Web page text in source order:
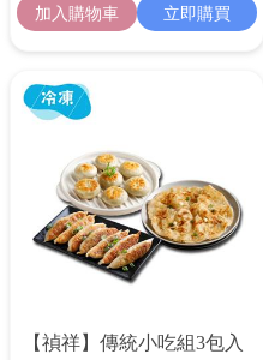
加入購物車 立即購買
【禎祥】傳統小吃組3包入